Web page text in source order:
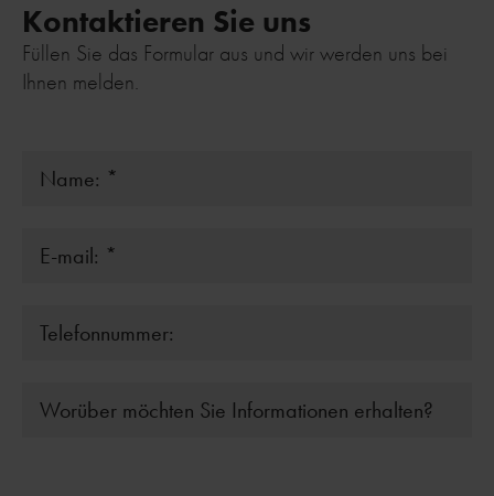
Kontaktieren Sie uns
Füllen Sie das Formular aus und wir werden uns bei
Ihnen melden.